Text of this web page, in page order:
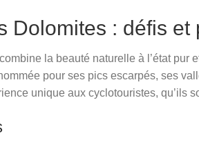
Dolomites : défis
la beauté naturelle à l’état pur
pour ses pics escarpés, ses
unique aux cyclotouristes, qu’ils